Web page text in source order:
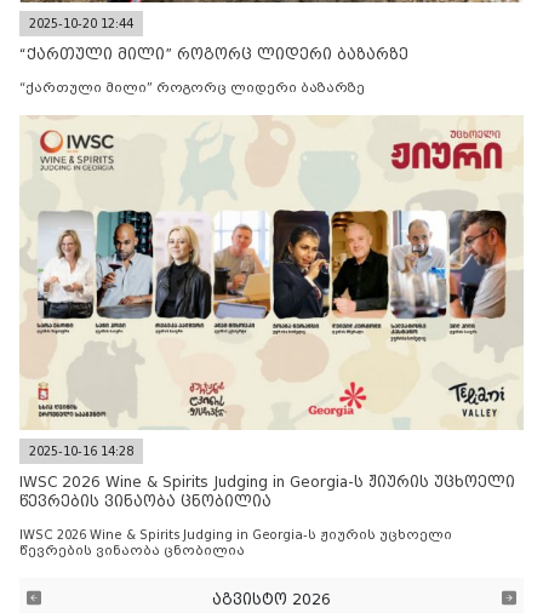
2025-10-20 12:44
“ქართული მილი” როგორც ლიდერი ბაზარზე
“ქართული მილი” როგორც ლიდერი ბაზარზე
2025-10-16 14:28
IWSC 2026 Wine & Spirits Judging in Georgia-ს ჟიურის უცხოელი
წევრების ვინაობა ცნობილია
IWSC 2026 Wine & Spirits Judging in Georgia-ს ჟიურის უცხოელი
წევრების ვინაობა ცნობილია
აგვისტო 2026